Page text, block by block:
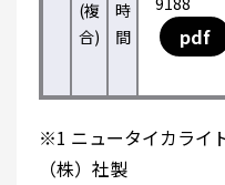
(複
合)
時
間
pdf
※1 ニュータイカライ
（株）社製